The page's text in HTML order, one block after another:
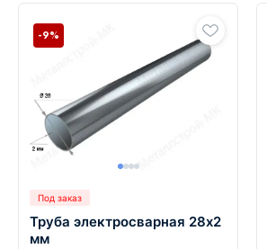
Под заказ
Труба электросварная 28х2
мм
-9%